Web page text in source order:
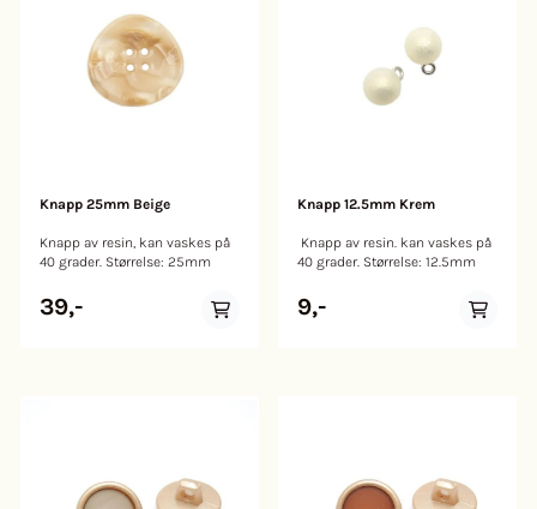
Knapp 25mm Beige
Knapp av resin, kan vaskes på
40 grader. Størrelse: 25mm
39,-
Knapp 12.5mm Krem
Knapp av resin. kan vaskes på
40 grader. Størrelse: 12.5mm
9,-